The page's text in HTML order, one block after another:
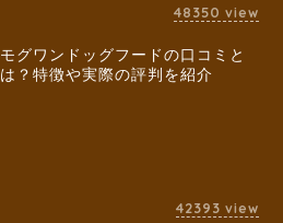
48350 view
モグワンドッグフードの口コミと
は？特徴や実際の評判を紹介
42393 view